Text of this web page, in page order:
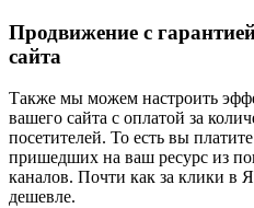
Продвижение с
сайта
Также мы можем настроить
вашего сайта с оплатой за
посетителей. То есть вы
пришедших на ваш ресурс из
каналов. Почти как за клики в
дешевле.